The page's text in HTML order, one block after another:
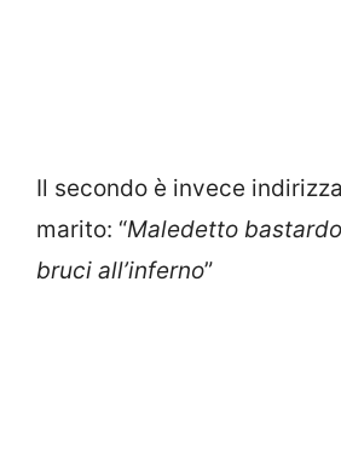
Il secondo è invece
marito: “Maledetto
bruci all’inferno”